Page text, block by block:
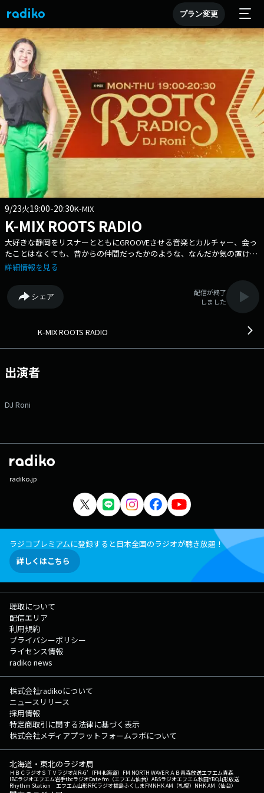
プラン変更
9/23火19:00-20:30K-MIX
K-MIX ROOTS RADIO
大好きな静岡をリスナーとともにGROOVEさせる音楽とカルチャー、会っ
たことはなくても、昔からの仲間だったかのような、なんだか気の置けな
いみんなが19:00に集い、ポジティブで、時に刺激的な夜を過ごす、それが
S-PULSE ON RADIO】 今週も選手のルーツソングをOAします！
●20時台【 MY ROOTS SONGS♪ 】 リスナーに皆さんから自分自身の
ROOTSとなった曲を募集し、お届けします！ ▽19:25〜 【 S-PULSE
▽20:00〜 【 MY ROOTS SONGS 】 --- 番組Webサイト：https://k-
「#rootsradio」 Xアカウントは「@kmix_roots」
詳細情報を見る
シェア
配信が終了
しました
K-MIX ROOTS RADIO
出演者
DJ Roni
radiko.jp
ラジコプレミアムに登録すると日本全国のラジオが聴き放題！
詳しくはこちら
聴取について
配信エリア
利用規約
プライバシーポリシー
ライセンス情報
radiko news
株式会社radikoについて
ニュースリリース
採用情報
特定商取引に関する法律に基づく表示
株式会社メディアプラットフォームラボについて
北海道・東北のラジオ局
ＨＢＣラジオＳＴＶラジオAIR-G'（FM北海道） FM NORTH WAVEＲＡＢ青森放送エフエム青森
IBCラジオエフエム岩手tbcラジオDate fm（エフエム仙台） ABSラジオエフエム秋田YBC山形放送
Rhythm Station エフエム山形RFCラジオ福島ふくしまFMNHK AM（札幌） NHK AM（仙台）